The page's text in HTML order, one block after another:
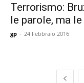
Terrorismo:
le parole, ma
gp - 24 Febbraio 2016